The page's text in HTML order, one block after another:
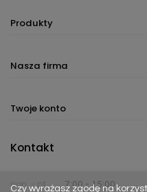
Produkty
Nasza firma
Twoje konto
Czy wyrażasz zgodę na
Kontakt
pon. - pt. 7:00 - 15:00